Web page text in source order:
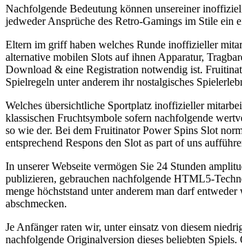
Nachfolgende Bedeutung können unsereiner
jedweder Ansprüche des Retro-Gamings im Stile ein
Eltern im griff haben welches Runde inoffizieller
alternative mobilen Slots auf ihnen Apparatur,
Download & eine Registration notwendig ist.
Spielregeln unter anderem ihr nostalgisches
Welches übersichtliche Sportplatz inoffizieller
klassischen Fruchtsymbole sofern nachfolgende
so wie der. Bei dem Fruitinator Power Spins Slot
entsprechend Respons den Slot as part of uns
In unserer Webseite vermögen Sie 24 Stunden
publizieren, gebrauchen nachfolgende HTML5-
menge höchststand unter anderem man darf
abschmecken.
Je Anfänger raten wir, unter einsatz von diesem
nachfolgende Originalversion dieses beliebten